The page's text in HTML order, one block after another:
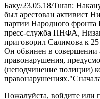
Баку/23.05.18/Turan:
был арестован активист
партии Народного
пресс-служба ПНФА,
приговорил Салимова к 25
Он обвинен в совершении
правонарушения,
(неподчинение полиции)
Пожалуйста, войдите или